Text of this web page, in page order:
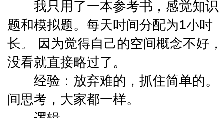
我只用了一本参考书，感觉知识
题和模拟题。每天时间分配为1小
长。 因为觉得自己的空间概念不好
没看就直接略过了。
经验：放弃难的，抓住简单的。
间思考，大家都一样。